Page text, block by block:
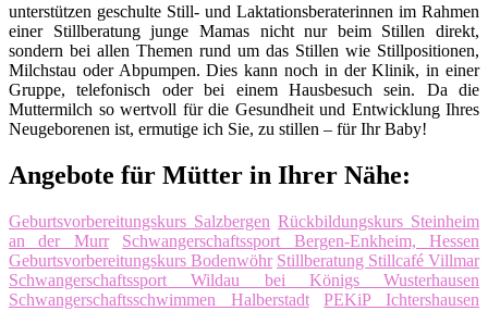
unterstützen geschulte Still- und Laktationsberaterinnen im Rahmen
einer Stillberatung junge Mamas nicht nur beim Stillen direkt,
sondern bei allen Themen rund um das Stillen wie Stillpositionen,
Milchstau oder Abpumpen. Dies kann noch in der Klinik, in einer
Gruppe, telefonisch oder bei einem Hausbesuch sein. Da die
Muttermilch so wertvoll für die Gesundheit und Entwicklung Ihres
Neugeborenen ist, ermutige ich Sie, zu stillen – für Ihr Baby!
Angebote für Mütter in Ihrer Nähe:
Geburtsvorbereitungskurs Salzbergen Rückbildungskurs Steinheim
an der Murr
Schwangerschaftssport Bergen-Enkheim, Hessen
Geburtsvorbereitungskurs Bodenwöhr Stillberatung Stillcafé Villmar
Schwangerschaftssport Wildau bei Königs Wusterhausen
Schwangerschaftsschwimmen Halberstadt
PEKiP Ichtershausen